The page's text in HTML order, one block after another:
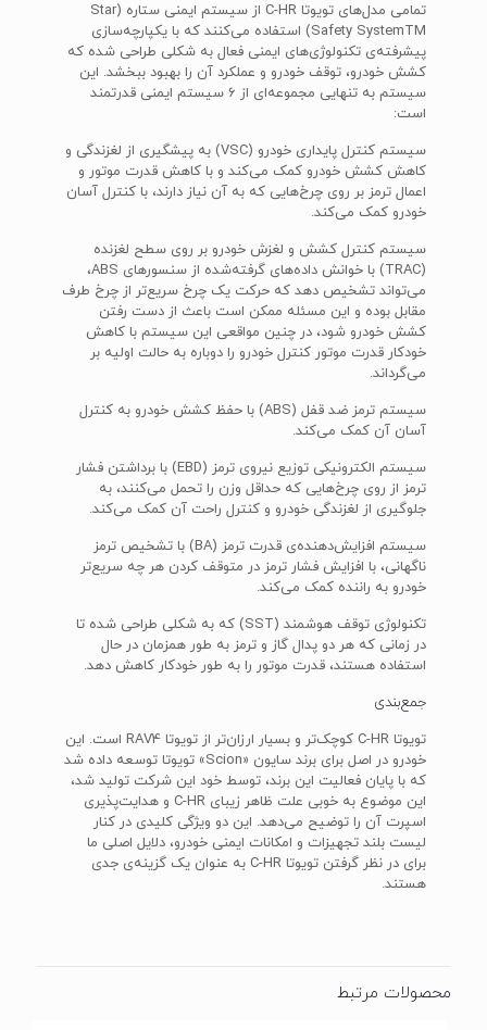
تمامی مدل‌های تویوتا C-HR از سیستم ایمنی ستاره (Star
Safety SystemTM) استفاده می‌کنند که با یکپارچه‌سازی
پیشرفته‌ی تکنولوژی‌های ایمنی فعال به شکلی طراحی شده که
کشش خودرو، توقف خودرو و عملکرد آن را بهبود ببخشد. این
سیستم به تنهایی مجموعه‌ای از 6 سیستم ایمنی قدرتمند
است:
سیستم کنترل پایداری خودرو (VSC) به پیشگیری از لغزندگی و
کاهش کشش خودرو کمک می‌کند و با کاهش قدرت موتور و
اعمال ترمز بر روی چرخ‌هایی که به آن نیاز دارند، با کنترل آسان
خودرو کمک می‌کند.
سیستم کنترل کشش و لغزش خودرو بر روی سطح لغزنده
(TRAC) با خوانش داده‌های گرفته‌شده از سنسورهای ABS،
می‌تواند تشخیص دهد که حرکت یک چرخ سریع‌تر از چرخ طرف
مقابل بوده و این مسئله ممکن است باعث از دست رفتن
کشش خودرو شود، در چنین مواقعی این سیستم با کاهش
خودکار قدرت موتور کنترل خودرو را دوباره به حالت اولیه بر
می‌گرداند.
سیستم ترمز ضد قفل (ABS) با حفظ کشش خودرو به کنترل
آسان آن کمک می‌کند.
سیستم الکترونیکی توزیع نیروی ترمز (EBD) با برداشتن فشار
ترمز از روی چرخ‌هایی که حداقل وزن را تحمل می‌کنند، به
جلوگیری از لغزندگی خودرو و کنترل راحت آن کمک می‌کند.
سیستم افزایش‌دهنده‌ی قدرت ترمز (BA) با تشخیص ترمز
ناگهانی، با افزایش فشار ترمز در متوقف کردن هر چه سریع‌تر
خودرو به راننده کمک می‌کند.
تکنولوژی توقف هوشمند (SST) که به شکلی طراحی شده تا
در زمانی که هر دو پدال گاز و ترمز به طور همزمان در حال
استفاده هستند، قدرت موتور را به طور خودکار کاهش دهد.
جمع‌بندی
تویوتا C-HR کوچک‌تر و بسیار ارزان‌تر از تویوتا RAV4 است. این
خودرو در اصل برای برند سایون «Scion» تویوتا توسعه داده شد
که با پایان فعالیت این برند، توسط خود این شرکت تولید شد،
این موضوع به خوبی علت ظاهر زیبای C-HR و هدایت‌پذیری
اسپرت آن را توضیح می‌دهد. این دو ویژگی کلیدی در کنار
لیست بلند تجهیزات و امکانات ایمنی خودرو، دلایل اصلی ما
برای در نظر گرفتن تویوتا C-HR به عنوان یک گزینه‌ی جدی
هستند.
محصولات مرتبط